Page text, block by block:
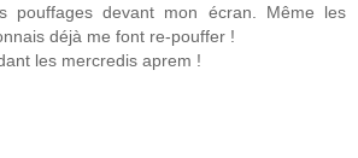
pouffages devant mon écran. Même les
déjà me font re-pouffer !
les mercredis aprem !